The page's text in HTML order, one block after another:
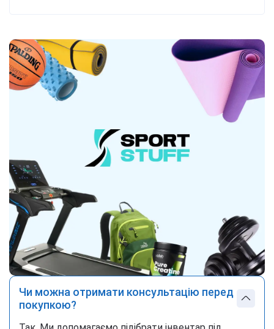
Чи можна отримати консультацію перед
покупкою?